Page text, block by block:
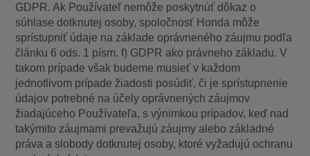
GDPR. Ak Používateľ nemôže poskytnúť dôkaz o
súhlase dotknutej osoby, spoločnosť Honda môže
sprístupniť údaje na základe oprávneného záujmu podľa
článku 6 ods. 1 písm. f) GDPR ako právneho základu. V
takom prípade však budeme musieť v každom
jednotlivom prípade žiadosti posúdiť, či je sprístupnenie
údajov potrebné na účely oprávnených záujmov
žiadajúceho Používateľa, s výnimkou prípadov, keď nad
takýmito záujmami prevažujú záujmy alebo základné
práva a slobody dotknutej osoby, ktoré vyžadujú ochranu